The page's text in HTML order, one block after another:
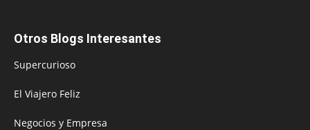
Otros Blogs Interesantes
Supercurioso
El Viajero Feliz
Negocios y Empresa